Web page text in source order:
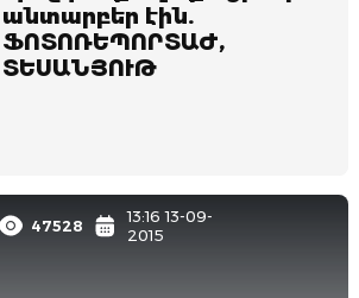
անտարբեր էին.
ՖՈՏՈՌԵՊՈՐՏԱԺ,
ՏԵՍԱՆՅՈՒԹ
47528
13:16 13-09-
2015